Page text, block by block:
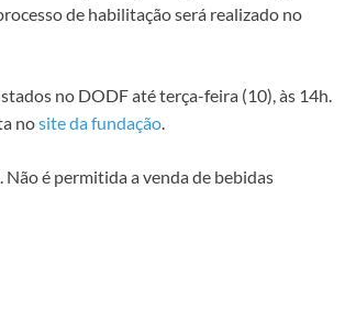
de habilitação será realizado no
no DODF até terça-feira (10), às 14h.
nosite da fundação
é permitida a venda de bebidas